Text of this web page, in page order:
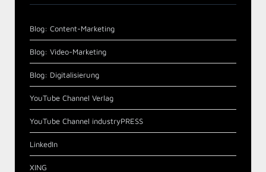
Blog: Content-Marketing
Blog: Video-Marketing
Blog: Digitalisierung
YouTube Channel Verlag
YouTube Channel industryPRESS
LinkedIn
XING